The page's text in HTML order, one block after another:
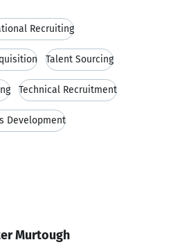
Recruiting
Talent Sourcing
Technical Recruitment
Development
Murtough